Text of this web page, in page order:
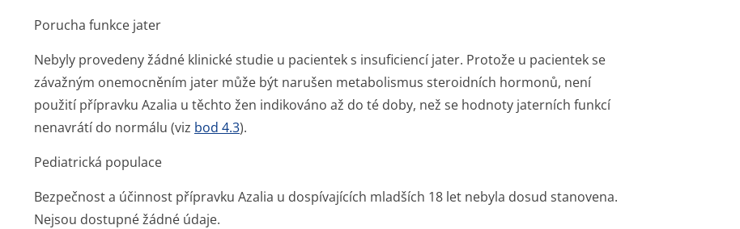
Porucha funkce jater
Nebyly provedeny žádné klinické studie u pacientek s insuficiencí jater. Protože u pacientek se
závažným onemocněním jater může být narušen metabolismus steroidních hormonů, není
použití přípravku Azalia u těchto žen indikováno až do té doby, než se hodnoty jaterních funkcí
nenavrátí do normálu (viz bod 4.3).
Pediatrická populace
Bezpečnost a účinnost přípravku Azalia u dospívajících mladších 18 let nebyla dosud stanovena.
Nejsou dostupné žádné údaje.